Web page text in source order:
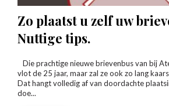
Zo plaatst u zelf uw
Nuttige tips.
Die prachtige nieuwe brievenbus van bij
vlot de 25 jaar, maar zal ze ook zo lang
Dat hangt volledig af van doordachte
doe...